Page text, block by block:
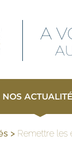
A
NOS
> Remettre les